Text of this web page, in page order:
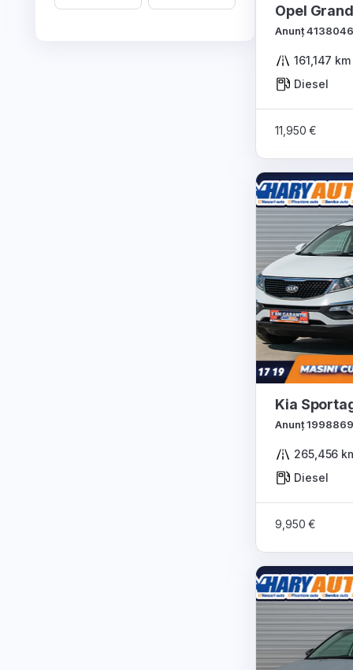
Opel
Anunț
161,147 km
Diesel
11,950 €
Kia
Anunț
265,456
Diesel
9,950 €